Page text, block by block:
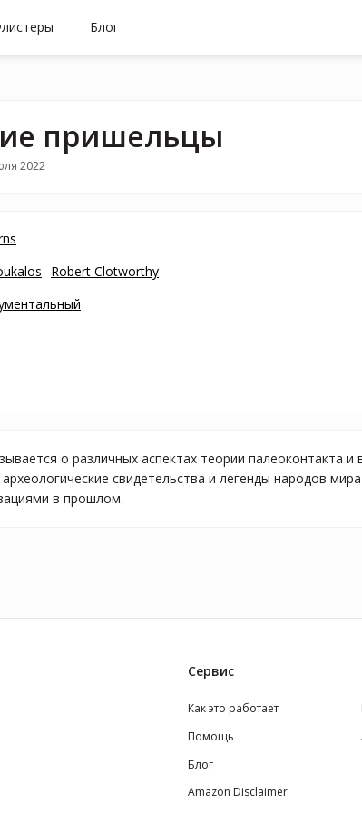
Блог
пришельцы
2022
Robert Clotworthy
о различных аспектах теории палеоконтакта
свидетельства и легенды народов
в прошлом.
Сервис
Как это работает
Помощь
Блог
Amazon Disclaimer